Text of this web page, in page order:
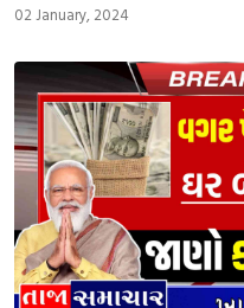
02 January, 2024